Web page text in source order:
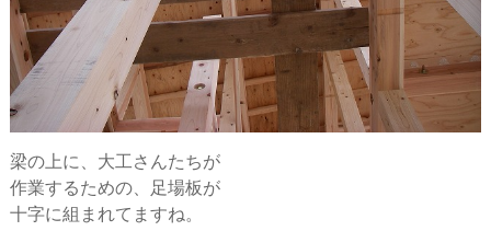
梁の上に、大工さんたちが
作業するための、足場板が
十字に組まれてますね。